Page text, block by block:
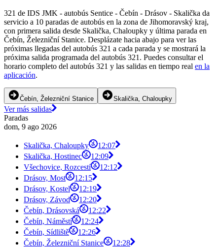
321 de IDS JMK - autobús Sentice - Čebín - Drásov - Skalička da
servicio a 10 paradas de autobús en la zona de Jihomoravský kraj,
con primera salida desde Skalička, Chaloupky y última parada en
Čebín, Železniční Stanice. Desplázate hacia abajo para ver las
próximas llegadas del autobús 321 a cada parada y se mostrará la
próxima salida programada del autobús 321. Puedes consultar el
horario completo del autobús 321 y las salidas en tiempo real en la
aplicación.
Čebín, Železniční Stanice Skalička, Chaloupky
Ver más salidas
Paradas
dom, 9 ago 2026
Skalička, Chaloupky
12:07
Skalička, Hostinec
12:09
Všechovice, Rozcestí
12:12
Drásov, Most
12:15
Drásov, Kostel
12:19
Drásov, Závod
12:20
Čebín, Drásovská
12:22
Čebín, Náměstí
12:24
Čebín, Sídliště
12:26
Čebín, Železniční Stanice
12:28